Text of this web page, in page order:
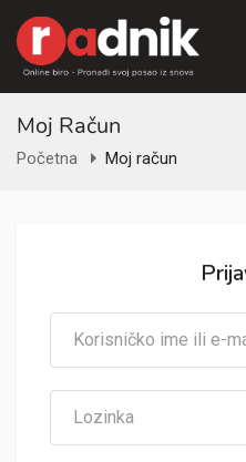
Moj Račun
Početna Moj račun